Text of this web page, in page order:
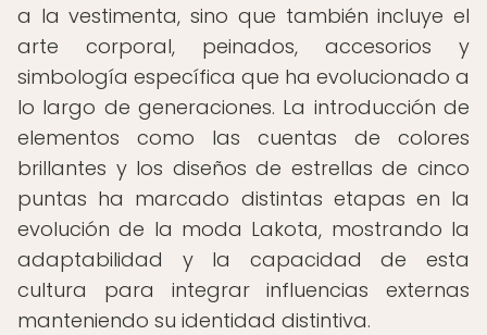
a la vestimenta, sino que también incluye el
arte corporal, peinados, accesorios y
simbología específica que ha evolucionado a
lo largo de generaciones. La introducción de
elementos como las cuentas de colores
brillantes y los diseños de estrellas de cinco
puntas ha marcado distintas etapas en la
evolución de la moda Lakota, mostrando la
adaptabilidad y la capacidad de esta
cultura para integrar influencias externas
manteniendo su identidad distintiva.